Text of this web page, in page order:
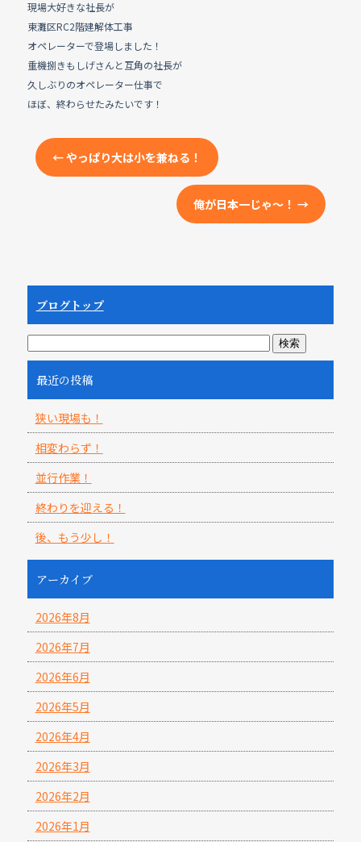
k
現場大好きな社長が
東灘区RC2階建解体工事
オペレーターで登場しました！
重機捌きもしげさんと互角の社長が
久しぶりのオペレーター仕事で
ほぼ、終わらせたみたいです！
←やっぱり大は小を兼ねる！
俺が日本一じゃ～！→
ブログトップ
最近の投稿
狭い現場も！
相変わらず！
並行作業！
終わりを迎える！
後、もう少し！
アーカイブ
2026年8月
2026年7月
2026年6月
2026年5月
2026年4月
2026年3月
2026年2月
2026年1月